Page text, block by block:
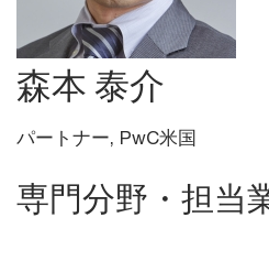
森本 泰介
パートナー, PwC米国
専門分野・担当